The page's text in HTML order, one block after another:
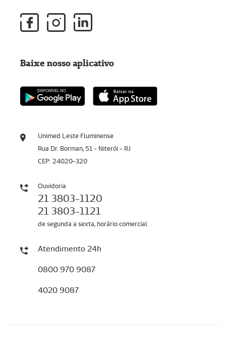
Unimed Leste Fluminense
Rua Dr. Borman, 51 - Niterói - RJ
CEP: 24020-320
Ouvidoria
21 3803-1120
21 3803-1121
de segunda a sexta, horário comercial
Atendimento 24h
0800 970 9087
4020 9087
Baixe nosso aplicativo